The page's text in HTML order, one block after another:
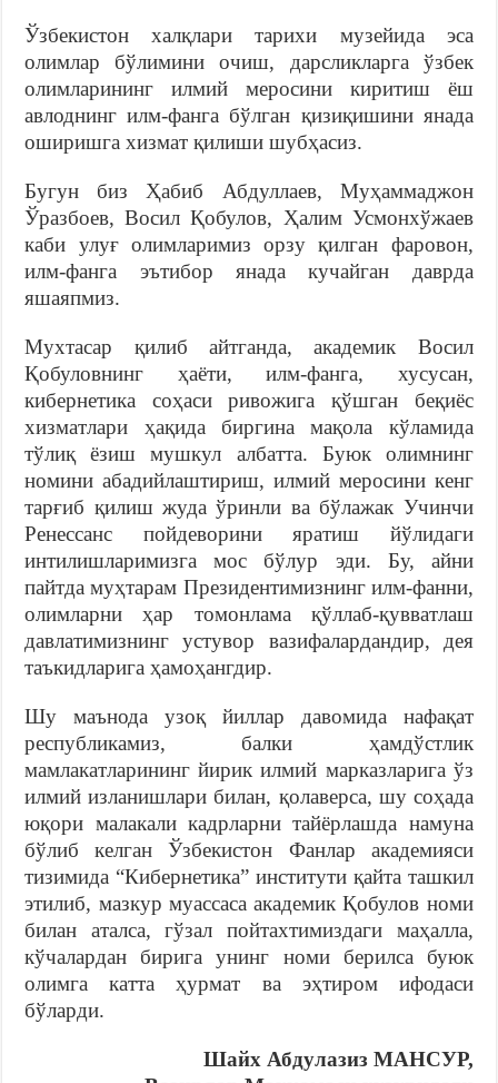
Ўзбекистон халқлари тарихи музейида эса
олимлар бўлимини очиш, дарсликларга ўзбек
олимларининг илмий меросини киритиш ёш
авлоднинг илм-фанга бўлган қизиқишини янада
оширишга хизмат қилиши шубҳасиз.
Бугун биз Ҳабиб Абдуллаев, Муҳаммаджон
Ўразбоев, Восил Қобулов, Ҳалим Усмонхўжаев
каби улуғ олимларимиз орзу қилган фаровон,
илм-фанга эътибор янада кучайган даврда
яшаяпмиз.
Мухтасар қилиб айтганда, академик Восил
Қобуловнинг ҳаёти, илм-фанга, хусусан,
кибернетика соҳаси ривожига қўшган беқиёс
хизматлари ҳақида биргина мақола кўламида
тўлиқ ёзиш мушкул албатта. Буюк олимнинг
номини абадийлаштириш, илмий меросини кенг
тарғиб қилиш жуда ўринли ва бўлажак Учинчи
Ренессанс пойдеворини яратиш йўлидаги
интилишларимизга мос бўлур эди. Бу, айни
пайтда муҳтарам Президентимизнинг илм-фанни,
олимларни ҳар томонлама қўллаб-қувватлаш
давлатимизнинг устувор вазифалардандир, дея
таъкидларига ҳамоҳангдир.
Шу маънода узоқ йиллар давомида нафақат
республикамиз, балки ҳамдўстлик
мамлакатларининг йирик илмий марказларига ўз
илмий изланишлари билан, қолаверса, шу соҳада
юқори малакали кадрларни тайёрлашда намуна
бўлиб келган Ўзбекистон Фанлар академияси
тизимида “Кибернетика” институти қайта ташкил
этилиб, мазкур муассаса академик Қобулов номи
билан аталса, гўзал пойтахтимиздаги маҳалла,
кўчалардан бирига унинг номи берилса буюк
олимга катта ҳурмат ва эҳтиром ифодаси
бўларди.
Шайх Абдулазиз МАНСУР,